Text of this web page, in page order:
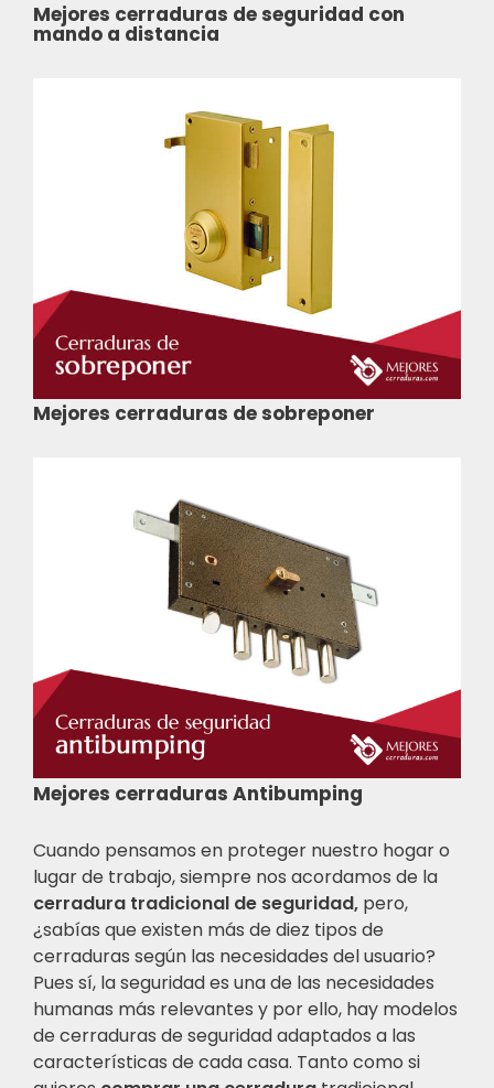
Mejores cerraduras de seguridad con
mando a distancia
Mejores cerraduras de sobreponer
Mejores cerraduras Antibumping
Cuando pensamos en proteger nuestro hogar o
lugar de trabajo, siempre nos acordamos de la
cerradura tradicional de seguridad, pero,
¿sabías que existen más de diez tipos de
cerraduras según las necesidades del usuario?
Pues sí, la seguridad es una de las necesidades
humanas más relevantes y por ello, hay modelos
de cerraduras de seguridad adaptados a las
características de cada casa. Tanto como si